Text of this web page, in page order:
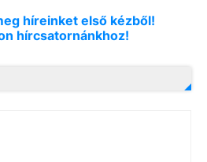
híreinket első kézből!
hírcsatornánkhoz!